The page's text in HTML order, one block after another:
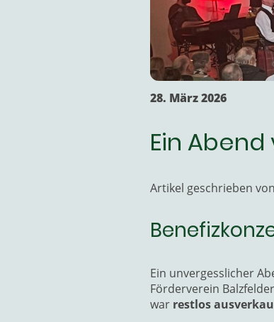
28. März 2026
Ein
Artikel geschrieben von
Ein unvergesslicher
Förderverein
war restlos